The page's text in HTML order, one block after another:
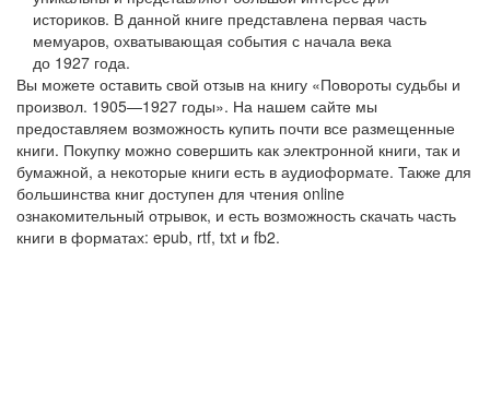
историков. В данной книге представлена первая часть
мемуаров, охватывающая события с начала века
до 1927 года.
Вы можете оставить свой отзыв на книгу «Повороты судьбы и
произвол. 1905—1927 годы». На нашем сайте мы
предоставляем возможность купить почти все размещенные
книги. Покупку можно совершить как электронной книги, так и
бумажной, а некоторые книги есть в аудиоформате. Также для
большинства книг доступен для чтения online
ознакомительный отрывок, и есть возможность скачать часть
книги в форматах: epub, rtf, txt и fb2.